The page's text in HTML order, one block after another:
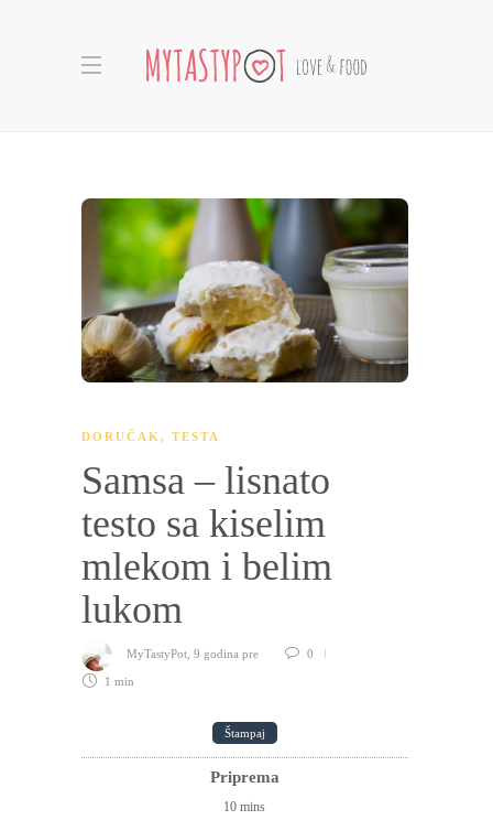
DORUČAK , TESTA
Samsa – lisnato
testo sa kiselim
mlekom i belim
lukom
MyTastyPot, 9 godina pre 0
1 min
Štampaj
Priprema
10 mins